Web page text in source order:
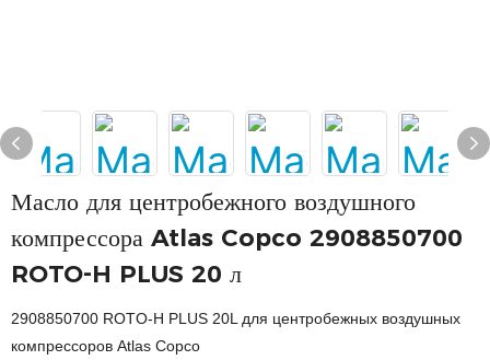
Масло для центробежного воздушного
компрессора Atlas Copco 2908850700
ROTO-H PLUS 20 л
2908850700 ROTO-H PLUS 20L для центробежных воздушных
компрессоров Atlas Copco